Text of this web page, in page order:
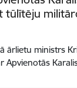
tūlītēju
ārlietu ministrs
Apvienotās